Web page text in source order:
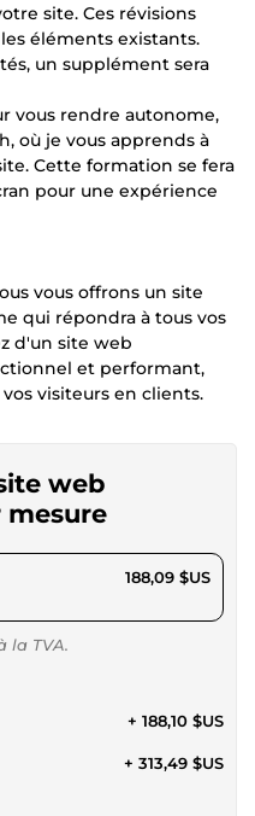
site. Ces révisions
éléments existants.
un supplément sera
vous rendre autonome,
où je vous apprends à
Cette formation se fera
pour une expérience
vous offrons un site
qui répondra à tous vos
d'un site web
et performant,
visiteurs en clients.
web
mesure
$US 188,09 $US
la TVA.
+ 188,10 $US
+ 313,49 $US